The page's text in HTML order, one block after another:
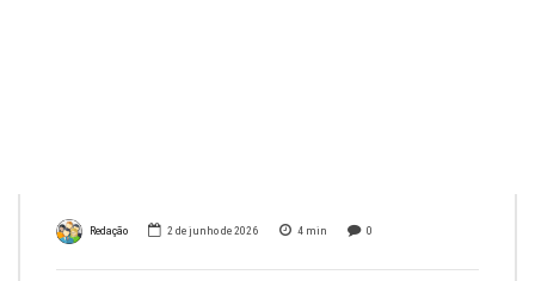
Redação 2 de junho de 2026 4 min 0